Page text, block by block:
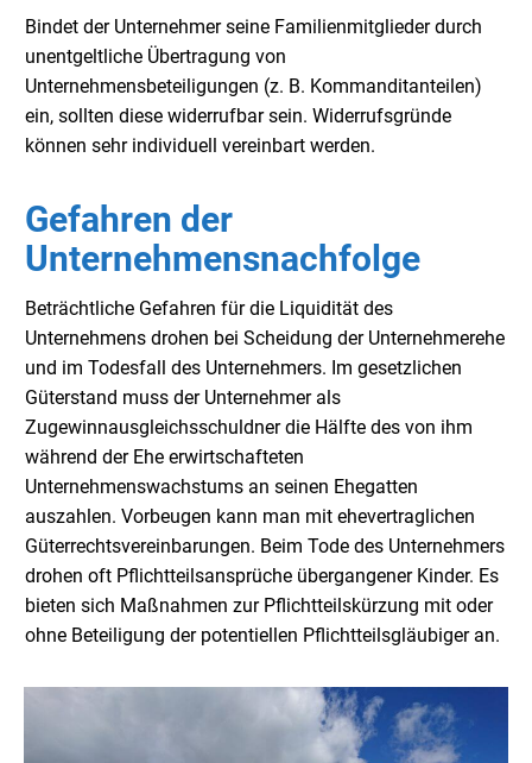
Bindet der Unternehmer seine Familienmitglieder durch
unentgeltliche Übertragung von
Unternehmensbeteiligungen (z. B. Kommanditanteilen)
ein, sollten diese widerrufbar sein. Widerrufsgründe
können sehr individuell vereinbart werden.
Gefahren der
Unternehmensnachfolge
Beträchtliche Gefahren für die Liquidität des
Unternehmens drohen bei Scheidung der Unternehmerehe
und im Todesfall des Unternehmers. Im gesetzlichen
Güterstand muss der Unternehmer als
Zugewinnausgleichsschuldner die Hälfte des von ihm
während der Ehe erwirtschafteten
Unternehmenswachstums an seinen Ehegatten
auszahlen. Vorbeugen kann man mit ehevertraglichen
Güterrechtsvereinbarungen. Beim Tode des Unternehmers
drohen oft Pflichtteilsansprüche übergangener Kinder. Es
bieten sich Maßnahmen zur Pflichtteilskürzung mit oder
ohne Beteiligung der potentiellen Pflichtteilsgläubiger an.